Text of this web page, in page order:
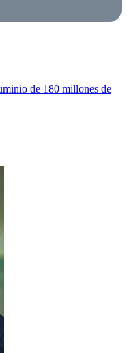
de 180 millones de